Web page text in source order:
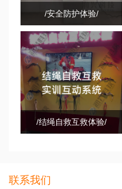
/安全防护体验/
/结绳自救互救体验/
联系我们